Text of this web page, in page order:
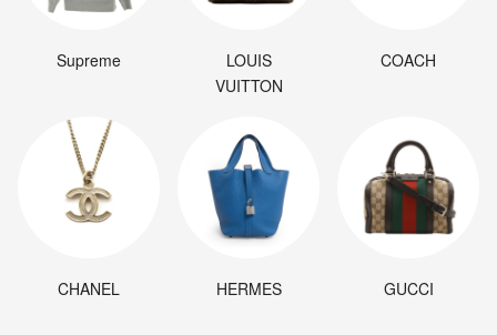
Supreme
LOUIS
VUITTON
COACH
CHANEL HERMES GUCCI